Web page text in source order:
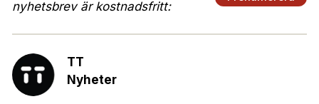
nyhetsbrev är kostnadsfritt:
TT
Nyheter